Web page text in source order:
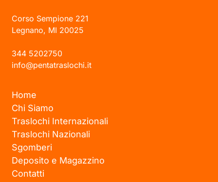
Corso Sempione 221
Legnano, MI 20025
344 5202750
info@pentatraslochi.it
Home
Chi Siamo
Traslochi Internazionali
Traslochi Nazionali
Sgomberi
Deposito e Magazzino
Contatti